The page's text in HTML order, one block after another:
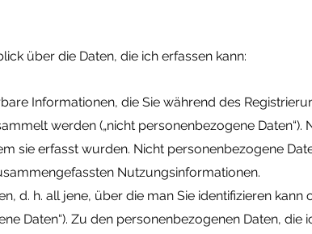
über die Daten, die ich erfassen kann:
Informationen, die Sie während des
werden („nicht personenbezogene Daten“).
sie erfasst wurden. Nicht personenbezogene
Nutzungsinformationen.
d. h. all jene, über die man Sie identifizieren
Daten“). Zu den personenbezogenen Daten,